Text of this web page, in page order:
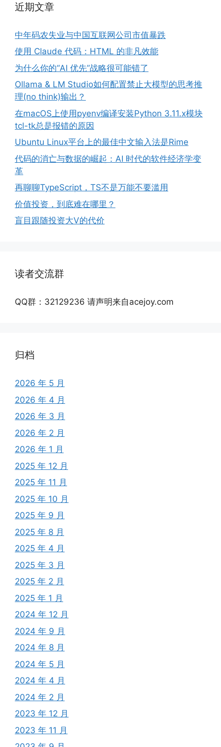
近期文章
中年码农失业与中国互联网公司市值暴跌
使用 Claude 代码：HTML 的非凡效能
为什么你的“AI 优先”战略很可能错了
Ollama & LM Studio如何配置禁止大模型的思考推
理(no think)输出？
在macOS上使用pyenv编译安装Python 3.11.x模块
tcl-tk总是报错的原因
Ubuntu Linux平台上的最佳中文输入法是Rime
代码的消亡与数据的崛起：AI 时代的软件经济学变
革
再聊聊TypeScript，TS不是万能不要滥用
价值投资，到底难在哪里？
盲目跟随投资大V的代价
读者交流群
QQ群：32129236 请声明来自acejoy.com
归档
2026 年 5 月
2026 年 4 月
2026 年 3 月
2026 年 2 月
2026 年 1 月
2025 年 12 月
2025 年 11 月
2025 年 10 月
2025 年 9 月
2025 年 8 月
2025 年 4 月
2025 年 3 月
2025 年 2 月
2025 年 1 月
2024 年 12 月
2024 年 9 月
2024 年 8 月
2024 年 5 月
2024 年 4 月
2024 年 2 月
2023 年 12 月
2023 年 11 月